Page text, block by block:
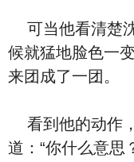
可当他看清楚
候就猛地脸色一
来团成了一团。
看到他的动作
道：“你什么意思